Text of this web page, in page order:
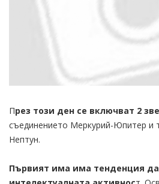
През този ден се включват 2
съединението Меркурий-Юпитер и
Нептун.
Първият има има тенденция да